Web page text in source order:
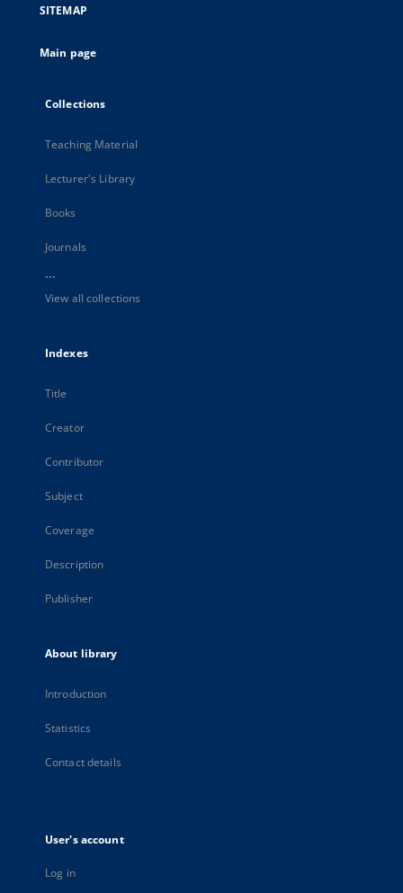
SITEMAP
Main page
Collections
Teaching Material
Lecturer's Library
Books
Journals
...
View all collections
Indexes
Title
Creator
Contributor
Subject
Coverage
Description
Publisher
About library
Introduction
Statistics
Contact details
User's account
Log in